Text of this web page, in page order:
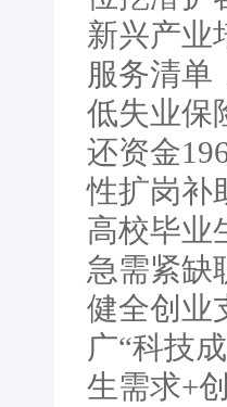
新兴产业
服务清单
低失业保
还资金
性扩岗补
高校毕业
急需紧缺
健全创业
广“科技
生需求+